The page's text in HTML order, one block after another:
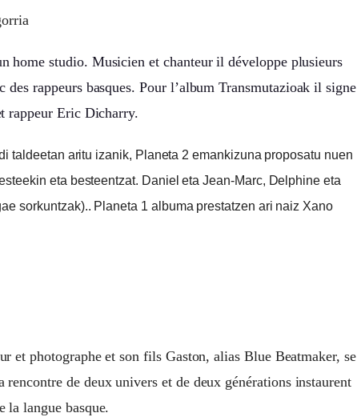
home studio. Musicien et chanteur il développe plusieurs
rappeurs basques. Pour l’album Transmutazioak il signe
rappeur Eric Dicharry.
taldeetan aritu izanik, Planeta 2 emankizuna proposatu nuen
eta besteentzat. Daniel eta Jean-Marc, Delphine eta
sorkuntzak).. Planeta 1 albuma prestatzen ari naiz Xano
et photographe et son fils Gaston, alias Blue Beatmaker, se
rencontre de deux univers et de deux générations instaurent
la langue basque.